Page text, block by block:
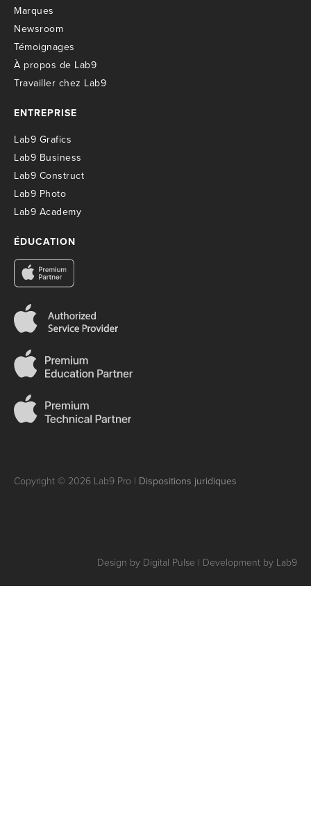
Marques
Newsroom
Témoignages
À propos de Lab9
Travailler chez Lab9
ENTREPRISE
Lab9 Grafics
Lab9 Business
Lab9 Construct
Lab9 Photo
Lab9 Academy
ÉDUCATION
Copyright © 2026 Lab9 Pro | Dispositions juridiques
Design by Digital Pulse | Development by Lab9